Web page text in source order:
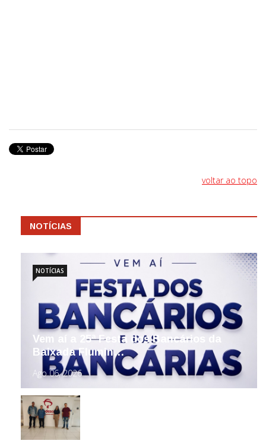
voltar ao topo
NOTÍCIAS
Vem aí a 25ª Festa dos Bancários da
Baixada Flumin…
Ago 06, 2026
NOTÍCIAS